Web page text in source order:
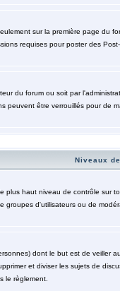
sur la première page du
requises pour poster des
du forum ou soit par
peuvent être verrouillés pour de
Niveaux
plus haut niveau de contrôle sur
groupes d'utilisateurs ou de
dont le but est de veiller
et diviser les sujets de
le règlement.